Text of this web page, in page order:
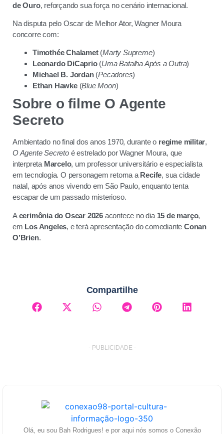
de Ouro, reforçando sua força no cenário internacional.
Na disputa pelo Oscar de Melhor Ator, Wagner Moura
concorre com:
Timothée Chalamet(Marty Supreme)
Leonardo DiCaprio(Uma Batalha Após a Outra)
Michael B. Jordan(Pecadores)
Ethan Hawke(Blue Moon)
Sobre o filme O Agente
Secreto
Ambientado no final dos anos 1970, durante o regime militar,
O Agente Secretoé estrelado por Wagner Moura, que
interpreta Marcelo, um professor universitário e especialista
em tecnologia. O personagem retorna a Recife, sua cidade
natal, após anos vivendo em São Paulo, enquanto tenta
escapar de um passado misterioso.
Acerimônia do Oscar 2026 acontece no dia 15 de março,
em Los Angeles, e terá apresentação do comedianteConan
O’Brien.
Compartilhe
- PUBLICIDADE -
Olá, eu sou Bah Rodrigues! e por aqui nós somos o Conexão